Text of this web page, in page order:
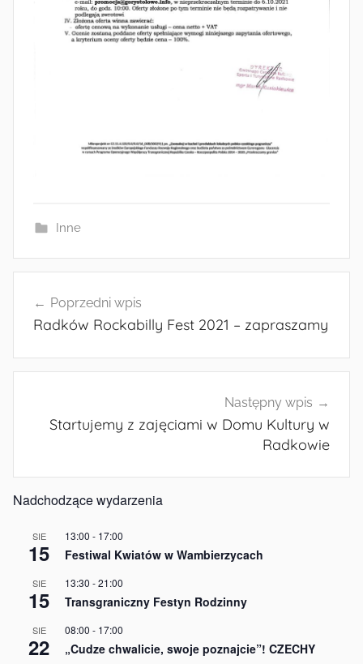
Inne
wpisuPoprzedni wpis
Radków Rockabilly Fest 2021 – zapraszamy
Następny wpis
Startujemy z zajęciami w Domu Kultury w
Radkowie
Nadchodzące wydarzenia
SIE
15
13:00 - 17:00
Festiwal Kwiatów w Wambierzycach
SIE
15
13:30 -21:00
Transgraniczny Festyn Rodzinny
SIE
22
08:00 - 17:00
„Cudze chwalicie, swoje poznajcie”! CZECHY